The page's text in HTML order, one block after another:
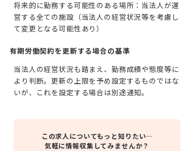
将来的に勤務する可能性のある場所：当法人が運
営する全ての施設（当法人の経営状況等を考慮し
て変更となる可能性あり）
有期労働契約を更新する場合の基準
当法人の経営状況も踏まえ、勤務成績や態度等に
より判断。更新の上限を予め設定するものではな
いが、これを設定する場合は別途通知。
この求人についてもっと知りたい…
気軽に情報収集してみませんか？